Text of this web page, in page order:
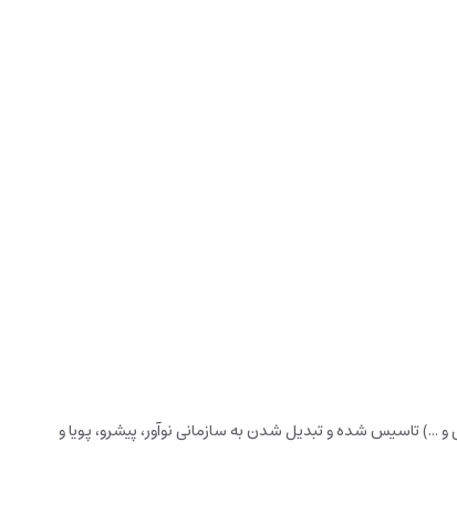
...) تاسیس شده و تبدیل شدن به سازمانی نوآور، پیشرو، پویا و